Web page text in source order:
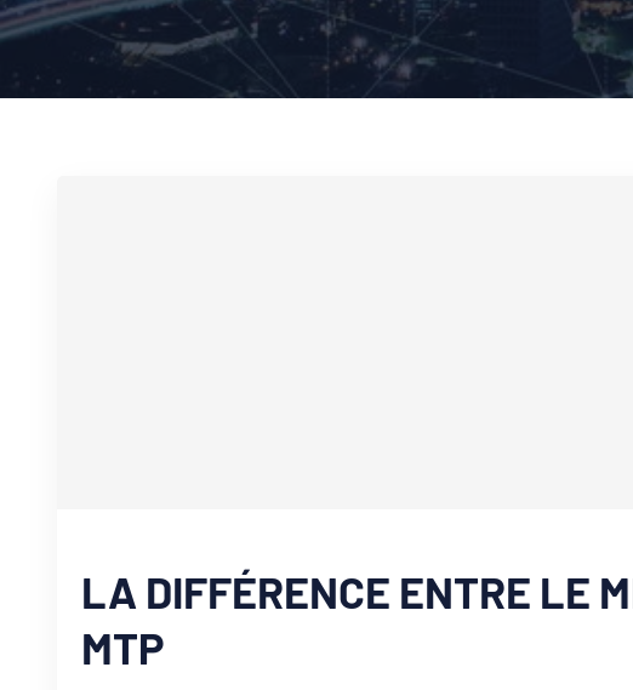
LA DIFFÉRENCE ENTRE LE
MTP